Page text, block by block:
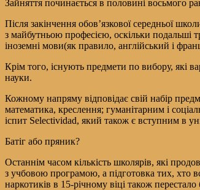
Зайняття починається в половині восьмого
Після закінчення обов’язкової середньої
з майбутньою професією, оскільки подальші
іноземні мови(як правило, англійський і
Крім того, існують предмети по вибору, які
науки.
Кожному напряму відповідає свій набір
математика, креслення; гуманітарним і
іспит Selectividad, який також є вступним в
Батіг або пряник?
Останнім часом кількість школярів, які
з учбовою програмою, а підготовка тих, хто
наркотиків в 15-річному віці також перестало